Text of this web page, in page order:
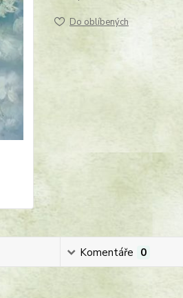
Do oblíbených
Komentáře 0